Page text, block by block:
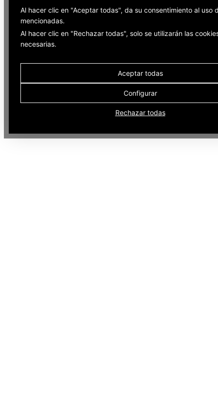
Al hacer clic en "Aceptar todas", da su consentimiento al uso
mencionadas.
Al hacer clic en "Rechazar todas", solo se utilizarán las
necesarias.
Aceptar todas
Configurar
Rechazar todas